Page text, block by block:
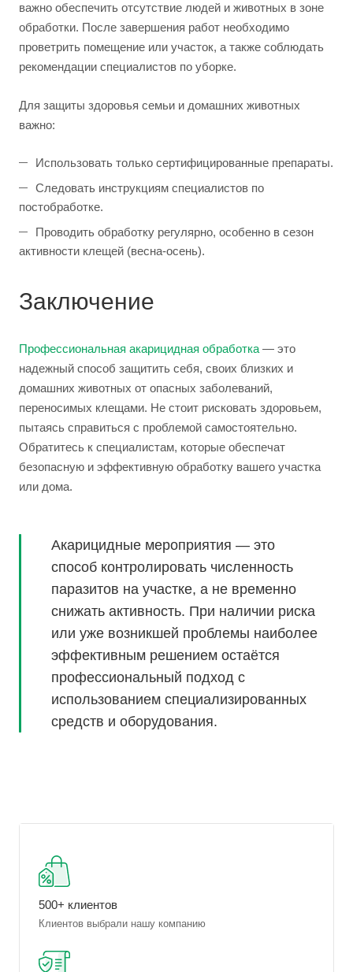
важно обеспечить отсутствие людей и животных в зоне
обработки. После завершения работ необходимо
проветрить помещение или участок, а также соблюдать
рекомендации специалистов по уборке.
Для защиты здоровья семьи и домашних животных
важно:
Использовать только сертифицированные препараты.
Следовать инструкциям специалистов по
постобработке.
Проводить обработку регулярно, особенно в сезон
активности клещей (весна-осень).
Заключение
Профессиональная акарицидная обработка — это
надежный способ защитить себя, своих близких и
домашних животных от опасных заболеваний,
переносимых клещами. Не стоит рисковать здоровьем,
пытаясь справиться с проблемой самостоятельно.
Обратитесь к специалистам, которые обеспечат
безопасную и эффективную обработку вашего участка
или дома.
Акарицидные мероприятия — это
способ контролировать численность
паразитов на участке, а не временно
снижать активность. При наличии риска
или уже возникшей проблемы наиболее
эффективным решением остаётся
профессиональный подход с
использованием специализированных
средств и оборудования.
500+ клиентов
Клиентов выбрали нашу компанию